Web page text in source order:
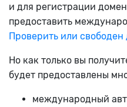
и для регистрации
предоставить
Проверить или свободен
Но как только вы
будет предоставлены
международный